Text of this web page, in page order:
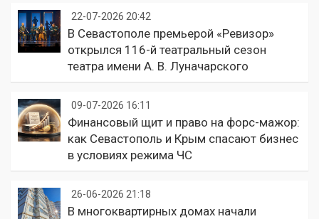
22-07-2026 20:42
В Севастополе премьерой «Ревизор»
открылся 116-й театральный сезон
театра имени А. В. Луначарского
09-07-2026 16:11
Финансовый щит и право на форс-мажор:
как Севастополь и Крым спасают бизнес
в условиях режима ЧС
26-06-2026 21:18
В многоквартирных домах начали